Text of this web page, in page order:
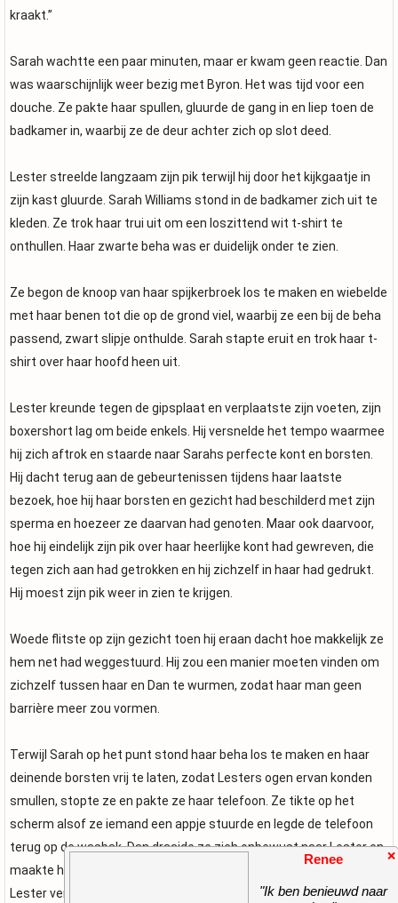
kraakt.”
Sarah wachtte een paar minuten, maar er kwam geen reactie. Dan
was waarschijnlijk weer bezig met Byron. Het was tijd voor een
douche. Ze pakte haar spullen, gluurde de gang in en liep toen de
badkamer in, waarbij ze de deur achter zich op slot deed.
Lester streelde langzaam zijn pik terwijl hij door het kijkgaatje in
zijn kast gluurde. Sarah Williams stond in de badkamer zich uit te
kleden. Ze trok haar trui uit om een loszittend wit t-shirt te
onthullen. Haar zwarte beha was er duidelijk onder te zien.
Ze begon de knoop van haar spijkerbroek los te maken en wiebelde
met haar benen tot die op de grond viel, waarbij ze een bij de beha
passend, zwart slipje onthulde. Sarah stapte eruit en trok haar t-
shirt over haar hoofd heen uit.
Lester kreunde tegen de gipsplaat en verplaatste zijn voeten, zijn
boxershort lag om beide enkels. Hij versnelde het tempo waarmee
hij zich aftrok en staarde naar Sarahs perfecte kont en borsten.
Hij dacht terug aan de gebeurtenissen tijdens haar laatste
bezoek, hoe hij haar borsten en gezicht had beschilderd met zijn
sperma en hoezeer ze daarvan had genoten. Maar ook daarvoor,
hoe hij eindelijk zijn pik over haar heerlijke kont had gewreven, die
tegen zich aan had getrokken en hij zichzelf in haar had gedrukt.
Hij moest zijn pik weer in zien te krijgen.
Woede flitste op zijn gezicht toen hij eraan dacht hoe makkelijk ze
hem net had weggestuurd. Hij zou een manier moeten vinden om
zichzelf tussen haar en Dan te wurmen, zodat haar man geen
barrière meer zou vormen.
Terwijl Sarah op het punt stond haar beha los te maken en haar
deinende borsten vrij te laten, zodat Lesters ogen ervan konden
smullen, stopte ze en pakte ze haar telefoon. Ze tikte op het
scherm alsof ze iemand een appje stuurde en legde de telefoon
terug op de wasbak. Dan draaide ze zich onbewust naar Lester en
maakte haar beha los, waardoor deze over haar armen gleed.
Lester vertraagde zijn bewegingen toen hij voelde dat hij anders
Renee
"Ik ben benieuwd naar
❌